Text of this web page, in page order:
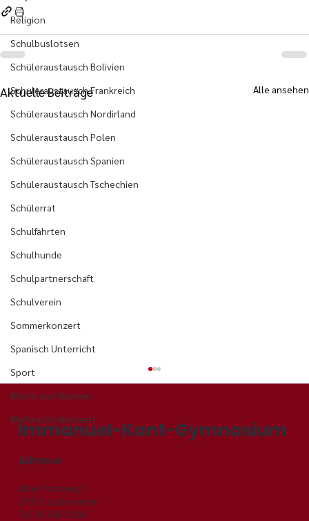
Religion
Schulbuslotsen
Schüleraustausch Bolivien
Schüleraustausch Frankreich
Schüleraustausch Nordirland
Schüleraustausch Polen
Schüleraustausch Spanien
Schüleraustausch Tschechien
Schülerrat
Schulfahrten
Schulhunde
Schulpartnerschaft
Schulverein
Sommerkonzert
Spanisch Unterricht
Sport
Werte und Normen
Weihnachtskonzert
Aktuelle Beiträge Alle ansehen
Immanuel-Kant-Gymnasium
Adresse
Alter Postweg 1
29331 Lachendorf
Tel. 05145 1000